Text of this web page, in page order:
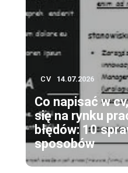
CV 14.07.2026
Co napisać w
się na rynku
błędów: 10
sposobów